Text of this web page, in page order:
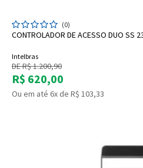
(0)
CONTROLADOR DE ACESSO DUO SS
Intelbras
DE R$ 1.200,90
R$ 620,00
Ou em até 6x de R$ 103,33